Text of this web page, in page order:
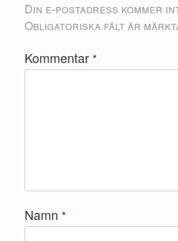
Din e-postadress kommer
Obligatoriska fält är
Kommentar *
Namn *